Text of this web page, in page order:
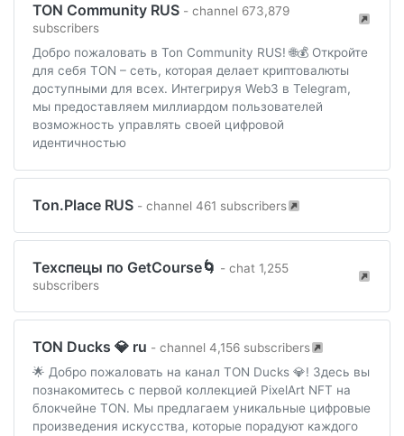
TON Community RUS - channel 673,879
subscribers
Добро пожаловать в Ton Community RUS! 🌐💰 Откройте
для себя TON – сеть, которая делает криптовалюты
доступными для всех. Интегрируя Web3 в Telegram,
мы предоставляем миллиардом пользователей
возможность управлять своей цифровой
идентичностью
Ton.Place RUS - channel 461 subscribers
Техспецы по GetCourse🌀 - chat 1,255
subscribers
TON Ducks 💎 ru - channel 4,156 subscribers
🌟 Добро пожаловать на канал TON Ducks 💎! Здесь вы
познакомитесь с первой коллекцией PixelArt NFT на
блокчейне TON. Мы предлагаем уникальные цифровые
произведения искусства, которые порадуют каждого